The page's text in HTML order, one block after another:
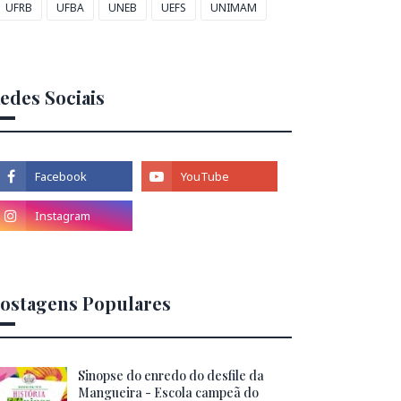
UFRB UFBA UNEB UEFS UNIMAM
Sociais
Populares
Sinopse do enredo do desfile da
Mangueira - Escola campeã do